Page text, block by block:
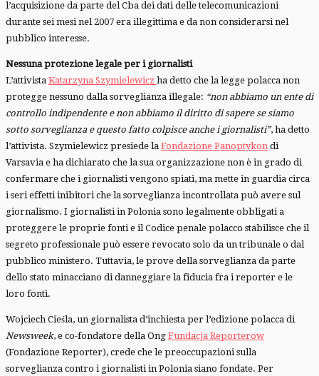
l’acquisizione da parte del Cba dei dati delle telecomunicazioni
durante sei mesi nel 2007 era illegittima e da non considerarsi nel
pubblico interesse.
Nessuna protezione legale per i giornalisti
L’attivista Katarzyna Szymielewicz ha detto che la legge polacca non
protegge nessuno dalla sorveglianza illegale: “non abbiamo un ente di
controllo indipendente e non abbiamo il diritto di sapere se siamo
sotto sorveglianza e questo fatto colpisce anche i giornalisti”, ha detto
l’attivista. Szymielewicz presiede la Fondazione Panoptykon di
Varsavia e ha dichiarato che la sua organizzazione non è in grado di
confermare che i giornalisti vengono spiati, ma mette in guardia circa
i seri effetti inibitori che la sorveglianza incontrollata può avere sul
giornalismo. I giornalisti in Polonia sono legalmente obbligati a
proteggere le proprie fonti e il Codice penale polacco stabilisce che il
segreto professionale può essere revocato solo da un tribunale o dal
pubblico ministero. Tuttavia, le prove della sorveglianza da parte
dello stato minacciano di danneggiare la fiducia fra i reporter e le
loro fonti.
Wojciech Cieśla, un giornalista d’inchiesta per l’edizione polacca di
Newsweek, e co-fondatore della Ong Fundacja Reporterow
(Fondazione Reporter), crede che le preoccupazioni sulla
sorveglianza contro i giornalisti in Polonia siano fondate. Per